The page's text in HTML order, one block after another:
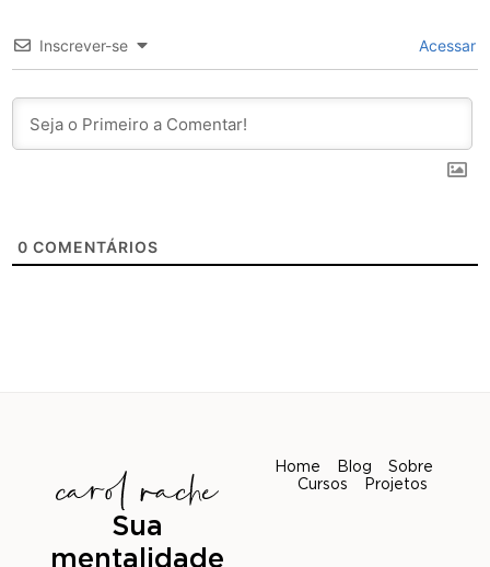
Inscrever-se Acessar
0 COMENTÁRIOS
Sua
mentalidade
Home Blog
Sobre
Cursos
Projetos